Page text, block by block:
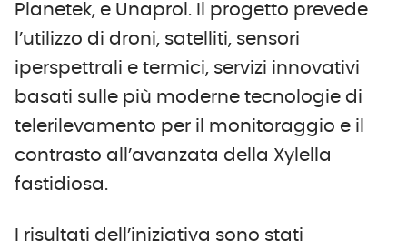
Planetek, e Unaprol. Il progetto prevede
l’utilizzo di droni, satelliti, sensori
iperspettrali e termici, servizi innovativi
basati sulle più moderne tecnologie di
telerilevamento per il monitoraggio e il
contrasto all’avanzata della Xylella
fastidiosa.
I risultati dell’iniziativa sono stati